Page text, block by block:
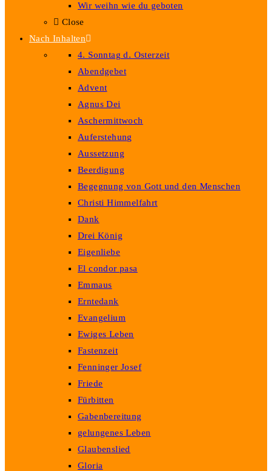
Wir weihn wie du geboten
Close
Nach Inhalten
4. Sonntag d. Osterzeit
Abendgebet
Advent
Agnus Dei
Aschermittwoch
Auferstehung
Aussetzung
Beerdigung
Begegnung von Gott und den Menschen
Christi Himmelfahrt
Dank
Drei König
Eigenliebe
El condor pasa
Emmaus
Erntedank
Evangelium
Ewiges Leben
Fastenzeit
Fenninger Josef
Friede
Fürbitten
Gabenbereitung
gelungenes Leben
Glaubenslied
Gloria